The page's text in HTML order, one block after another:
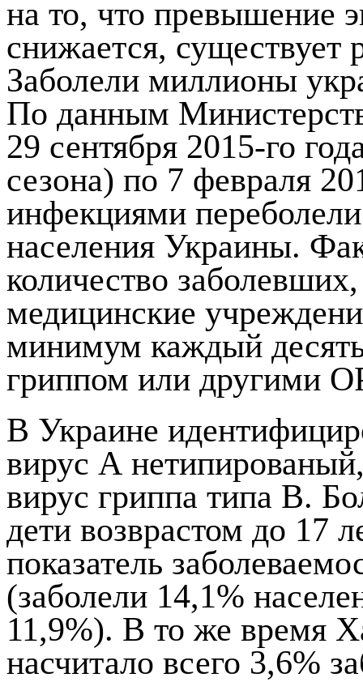
на то, что превышение
снижается, существует
Заболели миллионы
По данным
29 сентября 2015-го
сезона) по 7 февраля
инфекциями
населения Украины.
количество
медицинские
минимум каждый
гриппом или другими
В Украине
вирус А
вирус гриппа типа В.
дети возврастом до 17
показатель
(заболели 14,1%
11,9%). В то же время
насчитало всего 3,6%